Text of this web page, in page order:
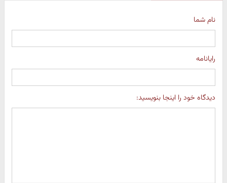
نام شما
رایانامه
دیدگاه خود را اینجا بنویسید: